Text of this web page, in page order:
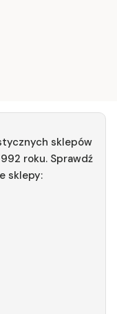
sklepów
roku. Sprawdź
sklepy: